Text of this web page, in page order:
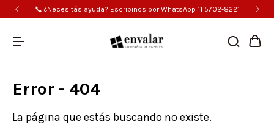
📞 ¿Necesitás ayuda? Escribinos por WhatsApp 11 5702-8221
Error - 404
La página que estás buscando no existe.